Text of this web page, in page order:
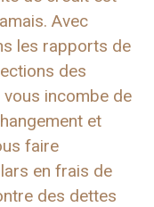
Avec
les rapports de
des
incombe de
et
faire
en frais de
des dettes